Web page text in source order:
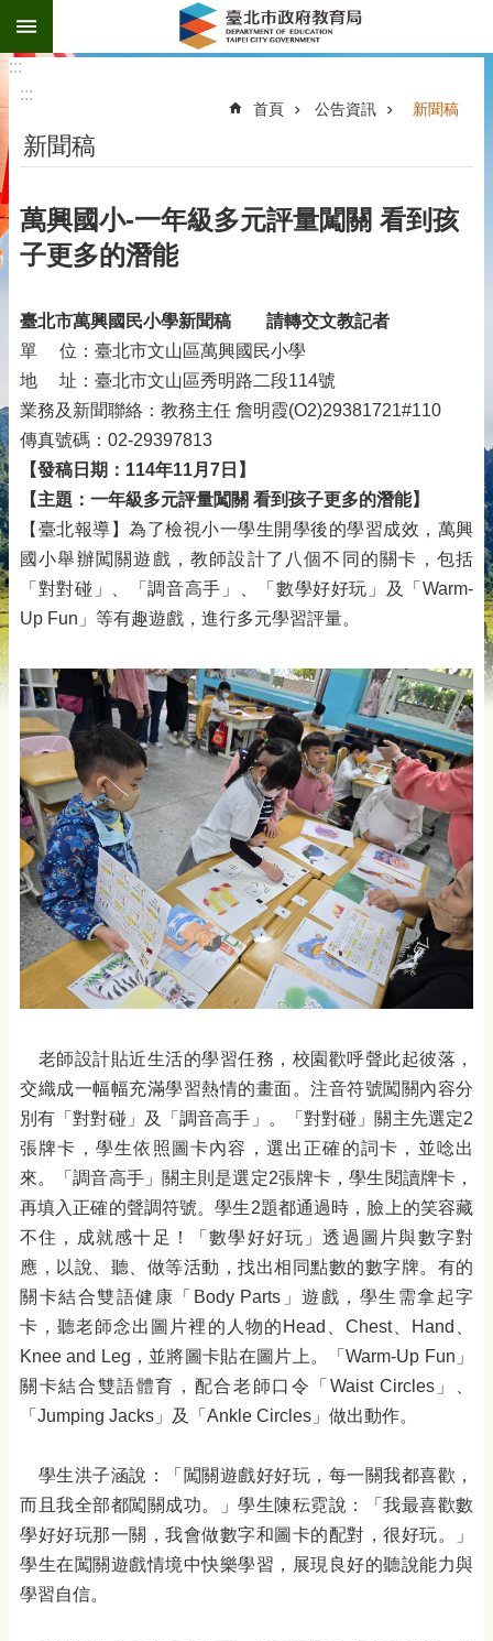
跳到主要內容區塊
:::
:::
首頁 公告資訊 新聞稿
新聞稿
萬興國小-一年級多元評量闖關 看到孩
子更多的潛能
臺北市萬興國民小學新聞稿
請轉交文教記者
單 位：臺北市文山區萬興國民小學
地 址：臺北市文山區秀明路二段114號
業務及新聞聯絡：教務主任 詹明霞(O2)29381721#110
傳真號碼：02-29397813
【發稿日期：114年11月7日】
【主題：一年級多元評量闖關 看到孩子更多的潛能】
【臺北報導】為了檢視小一學生開學後的學習成效，萬興
國小舉辦闖關遊戲，教師設計了八個不同的關卡，包括
「對對碰」、「調音高手」、「數學好好玩」及「Warm-
Up Fun」等有趣遊戲，進行多元學習評量。
老師設計貼近生活的學習任務，校園歡呼聲此起彼落，
交織成一幅幅充滿學習熱情的畫面。注音符號闖關內容分
別有「對對碰」及「調音高手」。「對對碰」關主先選定2
張牌卡，學生依照圖卡內容，選出正確的詞卡，並唸出
來。「調音高手」關主則是選定2張牌卡，學生閱讀牌卡，
再填入正確的聲調符號。學生2題都通過時，臉上的笑容藏
不住，成就感十足！「數學好好玩」透過圖片與數字對
應，以說、聽、做等活動，找出相同點數的數字牌。有的
關卡結合雙語健康「Body Parts」遊戲，學生需拿起字
卡，聽老師念出圖片裡的人物的Head、Chest、Hand、
Knee and Leg，並將圖卡貼在圖片上。「Warm-Up Fun」
關卡結合雙語體育，配合老師口令「Waist Circles」、
「Jumping Jacks」及「Ankle Circles」做出動作。
學生洪子涵說：「闖關遊戲好好玩，每一關我都喜歡，
而且我全部都闖關成功。」學生陳秐霓說：「我最喜歡數
學好好玩那一關，我會做數字和圖卡的配對，很好玩。」
學生在闖關遊戲情境中快樂學習，展現良好的聽說能力與
學習自信。